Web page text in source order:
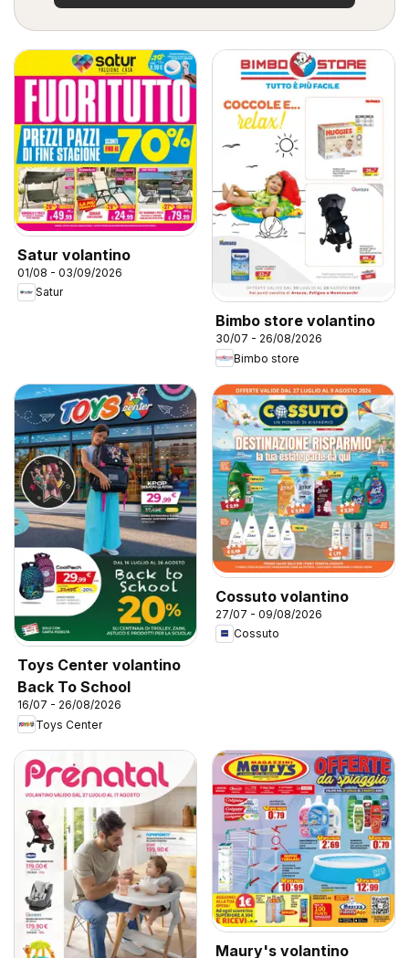
Satur volantino
01/08 - 03/09/2026
Satur
Bimbo store volantino
30/07 - 26/08/2026
Bimbo store
Toys Center volantino
Back To School
16/07 - 26/08/2026
Toys Center
Cossuto volantino
27/07 - 09/08/2026
Cossuto
Maury's volantino